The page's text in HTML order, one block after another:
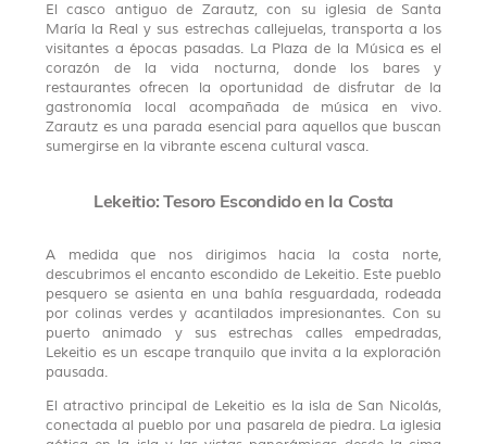
El casco antiguo de Zarautz, con su iglesia de Santa
María la Real y sus estrechas callejuelas, transporta a los
visitantes a épocas pasadas. La Plaza de la Música es el
corazón de la vida nocturna, donde los bares y
restaurantes ofrecen la oportunidad de disfrutar de la
gastronomía local acompañada de música en vivo.
Zarautz es una parada esencial para aquellos que buscan
sumergirse en la vibrante escena cultural vasca.
Lekeitio: Tesoro Escondido en la Costa
A medida que nos dirigimos hacia la costa norte,
descubrimos el encanto escondido de Lekeitio. Este pueblo
pesquero se asienta en una bahía resguardada, rodeada
por colinas verdes y acantilados impresionantes. Con su
puerto animado y sus estrechas calles empedradas,
Lekeitio es un escape tranquilo que invita a la exploración
pausada.
El atractivo principal de Lekeitio es la isla de San Nicolás,
conectada al pueblo por una pasarela de piedra. La iglesia